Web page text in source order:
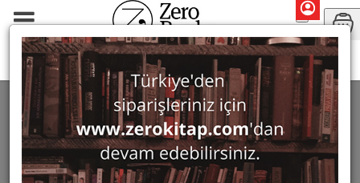
Oktay Kaynak
SEARCH: OKTAY KAYNAK 1 ürün bulundu
Filter Show Only in Stock